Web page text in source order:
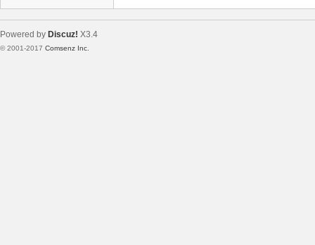
Powered by Discuz! X3.4
© 2001-2017 Comsenz Inc.